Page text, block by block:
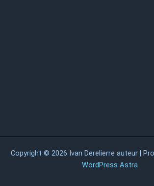
Copyright © 2026 Ivan Derelierre auteur |
WordPress Astra